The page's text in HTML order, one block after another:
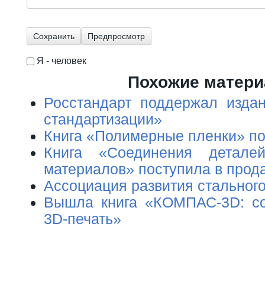
Я - человек
Похожие
Росстандарт поддержал
стандартизации»
Книга «Полимерные пленки»
Книга «Соединения
материалов» поступила в
Ассоциация развития
Вышла книга «КОМПАС-3D:
3D-печать»